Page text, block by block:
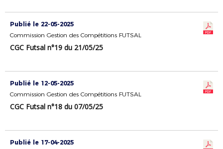
Publié le 22-05-2025
Commission Gestion des Compétitions FUTSAL
CGC Futsal n°19 du 21/05/25
Publié le 12-05-2025
Commission Gestion des Compétitions FUTSAL
CGC Futsal n°18 du 07/05/25
Publié le 17-04-2025